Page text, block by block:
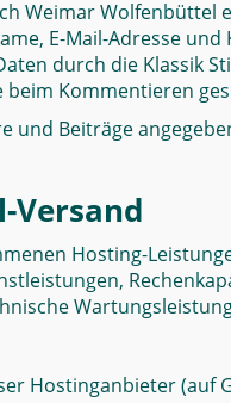
Weimar Wolfenbüttel
E-Mail-Adresse
durch die Klassik
beim Kommentieren
und Beiträge
Versand
Hosting-
Hostinganbieter (auf